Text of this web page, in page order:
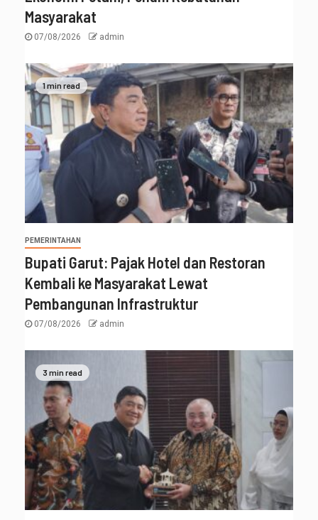
Masyarakat
07/08/2026 admin
1 min read
PEMERINTAHAN
Bupati Garut: Pajak Hotel dan Restoran
Kembali ke Masyarakat Lewat
Pembangunan Infrastruktur
07/08/2026 admin
3 min read